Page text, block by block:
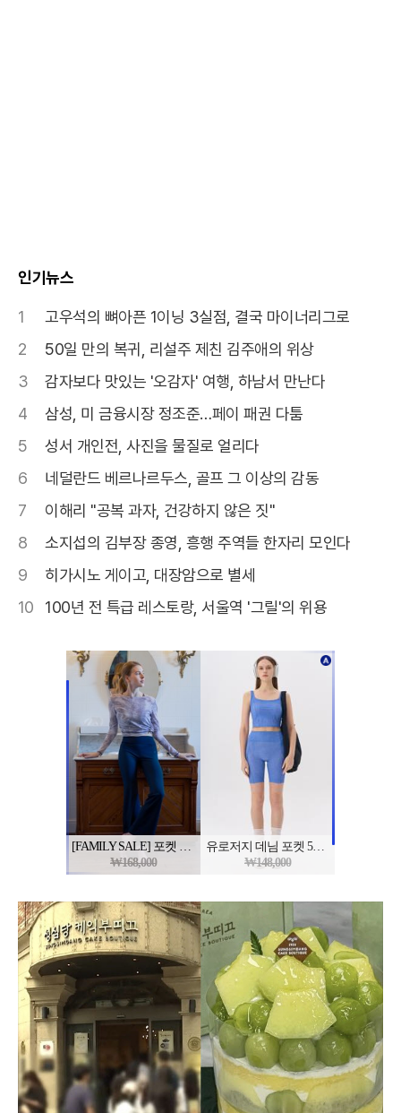
인기뉴스
1
고우석의 뼈아픈 1이닝 3실점, 결국 마이너리그로
2
50일 만의 복귀, 리설주 제친 김주애의 위상
3
감자보다 맛있는 '오감자' 여행, 하남서 만난다
4
삼성, 미 금융시장 정조준…페이 패권 다툼
5
성서 개인전, 사진을 물질로 얼리다
6
네덜란드 베르나르두스, 골프 그 이상의 감동
7
이해리 "공복 과자, 건강하지 않은 짓"
8
소지섭의 김부장 종영, 흥행 주역들 한자리 모인다
9
히가시노 게이고, 대장암으로 별세
10
100년 전 특급 레스토랑, 서울역 '그릴'의 위용